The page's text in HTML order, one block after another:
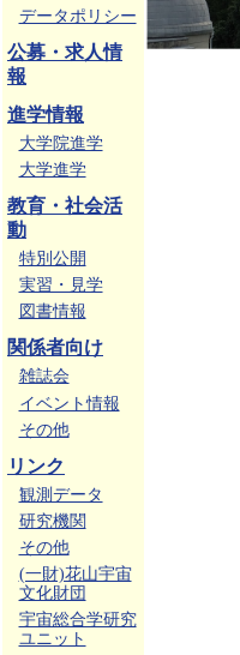
データポリシー
公募・求人情
報
進学情報
大学院進学
大学進学
教育・社会活
動
特別公開
実習・見学
図書情報
関係者向け
雑誌会
イベント情報
その他
リンク
観測データ
研究機関
その他
(一財)花山宇宙
文化財団
宇宙総合学研究
ユニット